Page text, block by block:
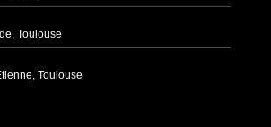
Toulouse
Toulouse